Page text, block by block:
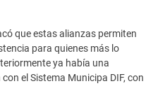
que estas alianzas permiten
para quienes más lo
ya había una
el Sistema Municipa DIF, con